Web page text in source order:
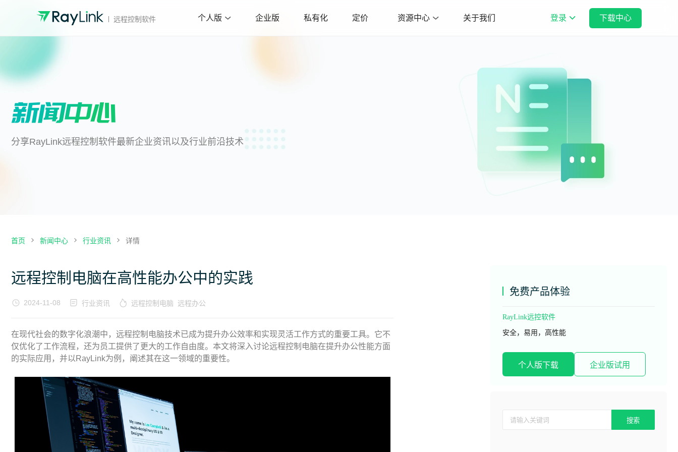
远程控制软件 个人版 企业版 私有化 定价 资源中心 关于我们 登录 下载中心
分享RayLink远程控制软件最新企业资讯以及行业前沿技术
首页 新闻中心 行业资讯 详情
远程控制电脑在高性能办公中的实践
2024-11-08 行业资讯 远程控制电脑 远程办公
在现代社会的数字化浪潮中，远程控制电脑技术已成为提升办公效率和实现灵活工作方式的重要工具。它不
仅优化了工作流程，还为员工提供了更大的工作自由度。本文将深入讨论远程控制电脑在提升办公性能方面
的实际应用，并以RayLink为例，阐述其在这一领域的重要性。
免费产品体验
RayLink远控软件
安全，易用，高性能
个人版下载 企业版试用
搜索